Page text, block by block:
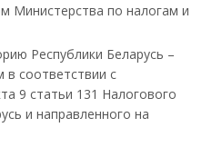
Министерства по налогам и
Республики Беларусь –
в соответствии с
9 статьи 131 Налогового
и направленного на